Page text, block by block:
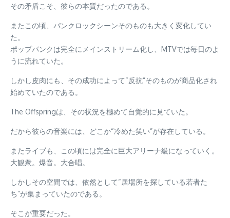
その矛盾こそ、彼らの本質だったのである。
またこの頃、パンクロックシーンそのものも大きく変化してい
た。
ポップパンクは完全にメインストリーム化し、MTVでは毎日のよ
うに流れていた。
しかし皮肉にも、その成功によって“反抗”そのものが商品化され
始めていたのである。
The Offspringは、その状況を極めて自覚的に見ていた。
だから彼らの音楽には、どこか“冷めた笑い”が存在している。
またライブも、この頃には完全に巨大アリーナ級になっていく。
大観衆。爆音。大合唱。
しかしその空間では、依然として“居場所を探している若者た
ち”が集まっていたのである。
そこが重要だった。